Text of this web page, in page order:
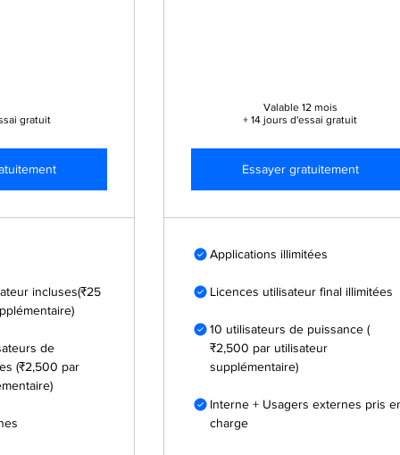
gratuit
incluses(₹25
de
(₹2,500 par
Valable 12 mois
+ 14 jours d'essai gratuit
Essayer gratuitement
Applications illimitées
Licences utilisateur final illimitées
10 utilisateurs de puissance (
₹2,500 par utilisateur
supplémentaire)
Interne + Usagers externes pris
charge